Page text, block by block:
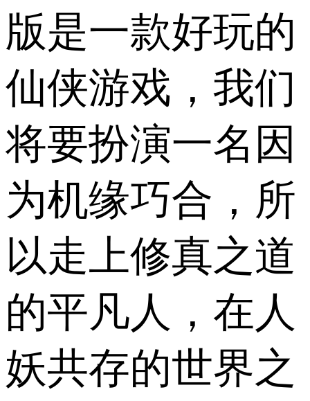
版是一款好玩的
仙侠游戏，我们
将要扮演一名因
为机缘巧合，所
以走上修真之道
的平凡人，在人
妖共存的世界之